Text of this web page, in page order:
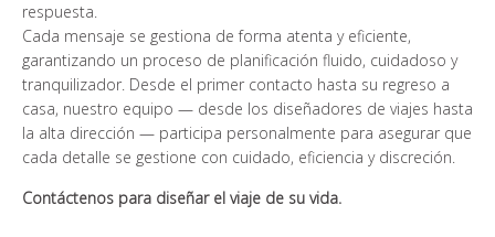
respuesta.
Cada mensaje se gestiona de forma atenta y eficiente,
garantizando un proceso de planificación fluido, cuidadoso y
tranquilizador. Desde el primer contacto hasta su regreso a
casa, nuestro equipo — desde los diseñadores de viajes hasta
la alta dirección — participa personalmente para asegurar que
cada detalle se gestione con cuidado, eficiencia y discreción.
Contáctenos para diseñar el viaje de su vida.